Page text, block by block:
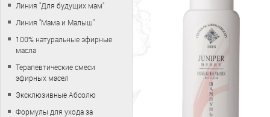
Линия "Для будущих мам"
Линия "Мама и Малыш"
100% натуральные эфирные
масла
Терапевтические смеси
эфирных масел
Эксклюзивные Абсолю
Формулы для ухода за